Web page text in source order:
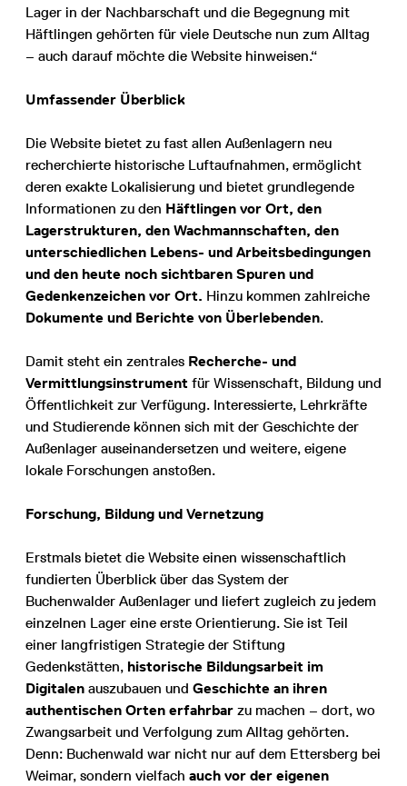
Lager in der Nachbarschaft und die Begegnung mit
Häftlingen gehörten für viele Deutsche nun zum Alltag
– auch darauf möchte die Website hinweisen.“
Umfassender Überblick
Die Website bietet zu fast allen Außenlagern neu
recherchierte historische Luftaufnahmen, ermöglicht
deren exakte Lokalisierung und bietet grundlegende
Informationen zu den Häftlingen vor Ort, den
Lagerstrukturen, den Wachmannschaften, den
unterschiedlichen Lebens- und Arbeitsbedingungen
und den heute noch sichtbaren Spuren und
Gedenkenzeichen vor Ort. Hinzu kommen zahlreiche
Dokumente und Berichte von Überlebenden.
Damit steht ein zentrales Recherche- und
Vermittlungsinstrument für Wissenschaft, Bildung und
Öffentlichkeit zur Verfügung. Interessierte, Lehrkräfte
und Studierende können sich mit der Geschichte der
Außenlager auseinandersetzen und weitere, eigene
lokale Forschungen anstoßen.
Forschung, Bildung und Vernetzung
Erstmals bietet die Website einen wissenschaftlich
fundierten Überblick über das System der
Buchenwalder Außenlager und liefert zugleich zu jedem
einzelnen Lager eine erste Orientierung. Sie ist Teil
einer langfristigen Strategie der Stiftung
Gedenkstätten, historische Bildungsarbeit im
Digitalen auszubauen und Geschichte an ihren
authentischen Orten erfahrbar zu machen – dort, wo
Zwangsarbeit und Verfolgung zum Alltag gehörten.
Denn: Buchenwald war nicht nur auf dem Ettersberg bei
Weimar, sondern vielfach auch vor der eigenen